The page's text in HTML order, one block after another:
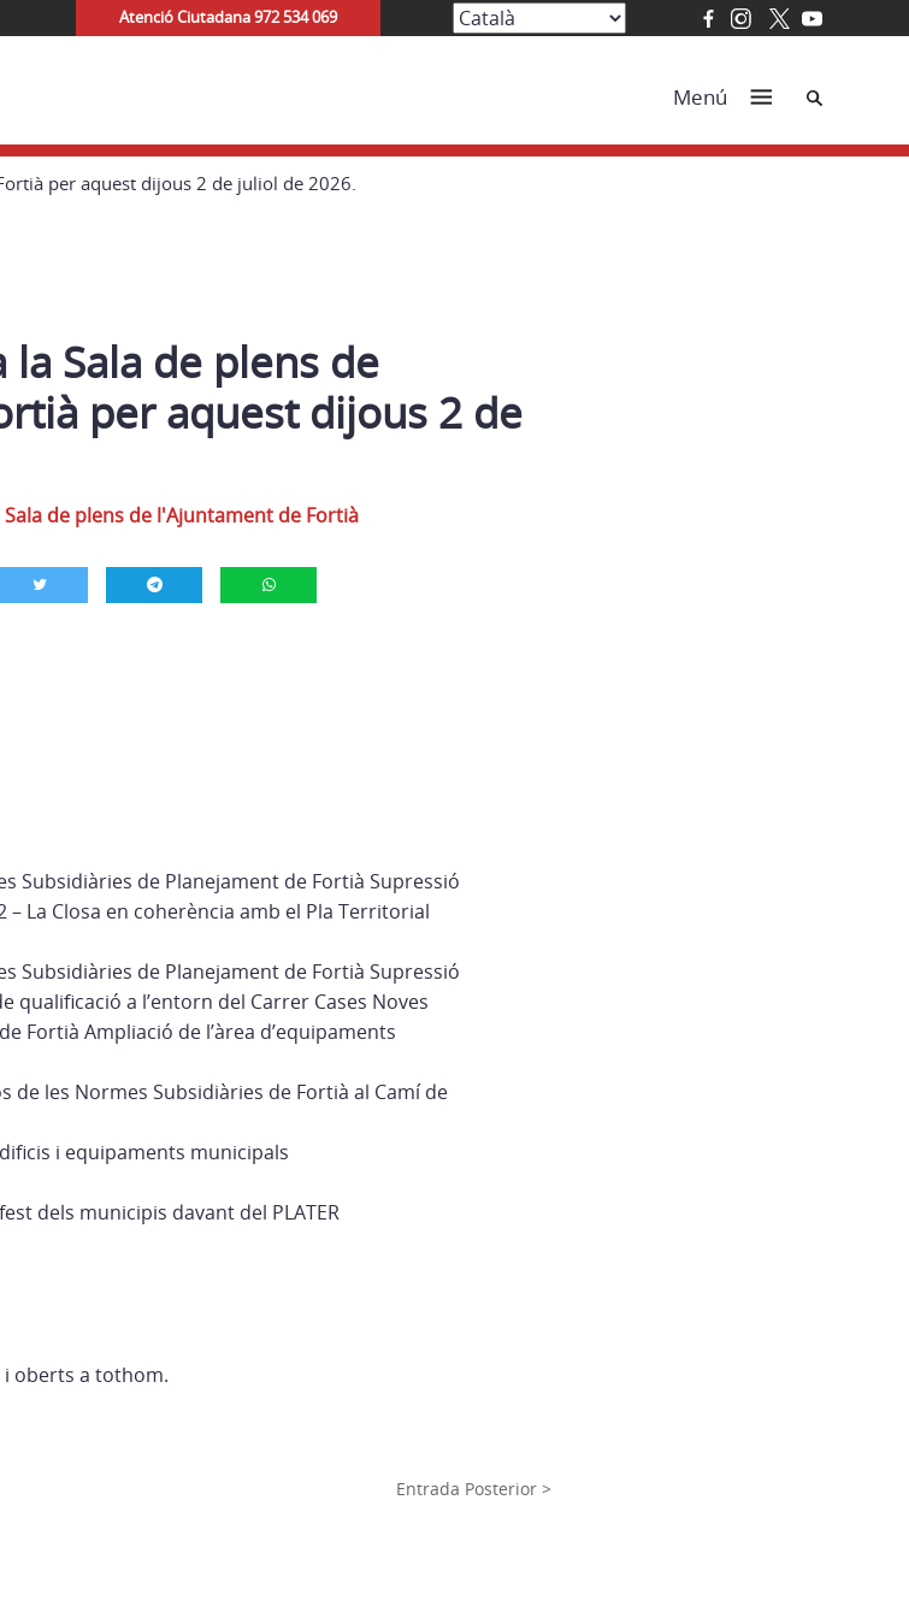
Atenció Ciutadana 972 534 069
Menú Cerca
per aquest dijous 2 de juliol de 2026.
Sala de plens de
per aquest dijous 2 de
Sala de plens de l'Ajuntament de Fortià
Subsidiàries de Planejament de Fortià Supressió
La Closa en coherència amb el Pla Territorial
Subsidiàries de Planejament de Fortià Supressió
qualificació a l’entorn del Carrer Cases Noves
Fortià Ampliació de l’àrea d’equipaments
de les Normes Subsidiàries de Fortià al Camí de
i equipaments municipals
dels municipis davant del PLATER
i oberts a tothom.
Entrada Posterior >